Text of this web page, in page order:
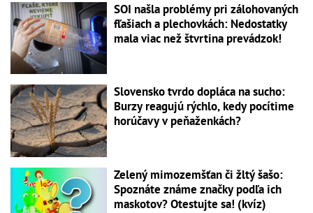
SOI našla problémy pri zálohovaných
fľašiach a plechovkách: Nedostatky
mala viac než štvrtina prevádzok!
Slovensko tvrdo dopláca na sucho:
Burzy reagujú rýchlo, kedy pocítime
horúčavy v peňaženkách?
Zelený mimozemšťan či žltý šašo:
Spoznáte známe značky podľa ich
maskotov? Otestujte sa! (kvíz)